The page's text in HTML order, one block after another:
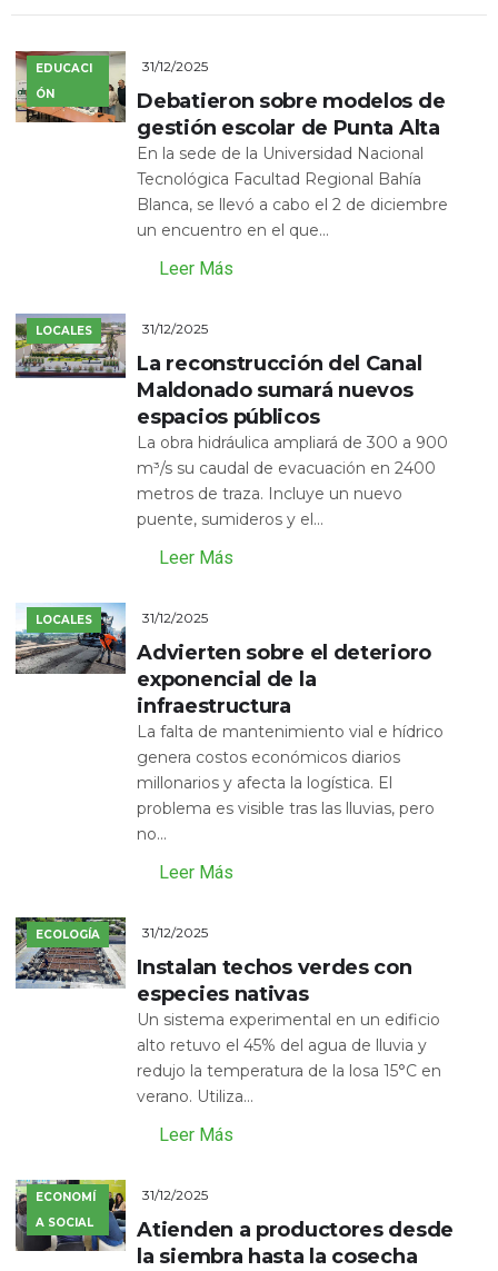
EDUCACI
ÓN
31/12/2025
Debatieron sobre modelos de
gestión escolar de Punta Alta
En la sede de la Universidad Nacional
Tecnológica Facultad Regional Bahía
Blanca, se llevó a cabo el 2 de diciembre
un encuentro en el que...
Leer Más
LOCALES 31/12/2025
La reconstrucción del Canal
Maldonado sumará nuevos
espacios públicos
La obra hidráulica ampliará de 300 a 900
m³/s su caudal de evacuación en 2400
metros de traza. Incluye un nuevo
puente, sumideros y el...
Leer Más
LOCALES 31/12/2025
Advierten sobre el deterioro
exponencial de la
infraestructura
La falta de mantenimiento vial e hídrico
genera costos económicos diarios
millonarios y afecta la logística. El
problema es visible tras las lluvias, pero
no...
Leer Más
ECOLOGÍA 31/12/2025
Instalan techos verdes con
especies nativas
Un sistema experimental en un edificio
alto retuvo el 45% del agua de lluvia y
redujo la temperatura de la losa 15°C en
verano. Utiliza...
Leer Más
ECONOMÍ
A SOCIAL
31/12/2025
Atienden a productores desde
la siembra hasta la cosecha